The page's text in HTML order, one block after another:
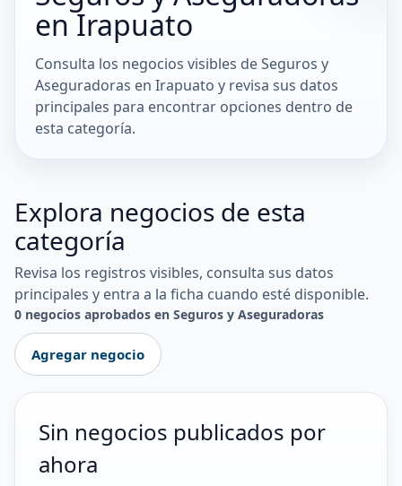
en Irapuato
Consulta los negocios visibles de Seguros y
Aseguradoras en Irapuato y revisa sus datos
principales para encontrar opciones dentro de
esta categoría.
Explora negocios de esta
categoría
Revisa los registros visibles, consulta sus datos
principales y entra a la ficha cuando esté disponible.
0 negocios aprobados en Seguros y Aseguradoras
Agregar negocio
Sin negocios publicados por
ahora